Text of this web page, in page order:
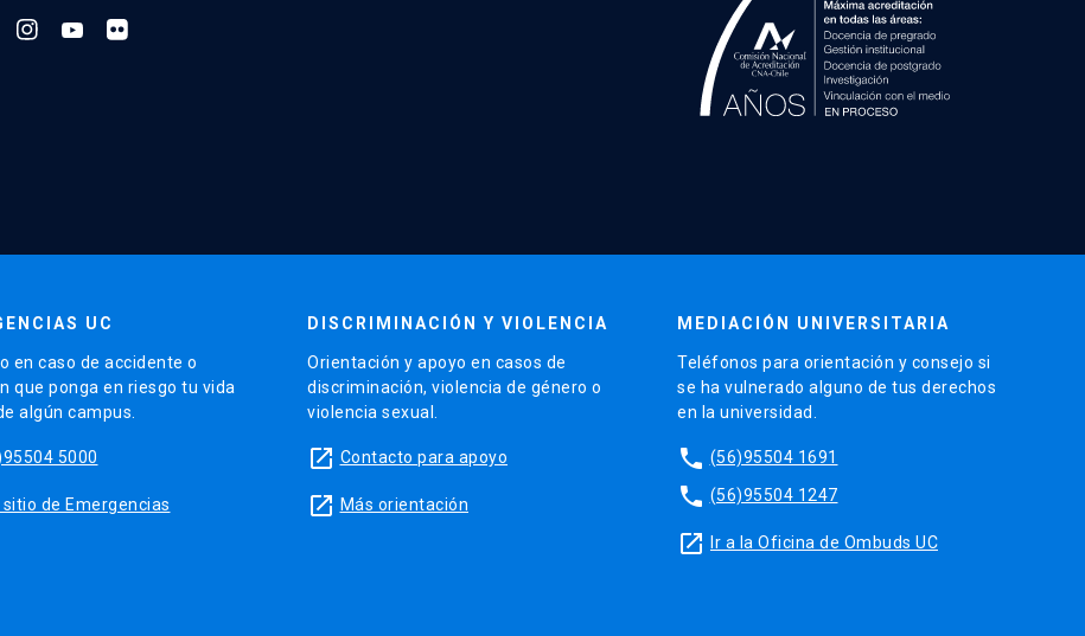
UC
en caso de accidente o
que ponga en riesgo tu vida
algún campus.
5000
sitio de Emergencias
DISCRIMINACIÓN Y VIOLENCIA
Orientación y apoyo en casos de
discriminación, violencia de género o
violencia sexual.
launch Contacto para apoyo
launch Más orientación
MEDIACIÓN UNIVERSITARIA
Teléfonos para orientación y consejo si
se ha vulnerado alguno de tus derechos
en la universidad.
phone (56)95504 1691
phone (56)95504 1247
launch Ir a la Oficina de Ombuds UC